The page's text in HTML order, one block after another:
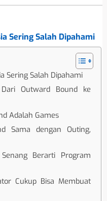
Sering Salah Dipahami
Sering Salah Dipahami
Dari Outward Bound ke
Adalah Games
Sama dengan Outing,
Berarti Program
Cukup Bisa Membuat